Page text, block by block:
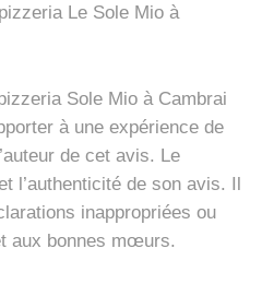
Le Sole Mio à
Sole Mio à Cambrai
à une expérience de
de cet avis. Le
l’authenticité de son avis. Il
inappropriées ou
aux bonnes mœurs.